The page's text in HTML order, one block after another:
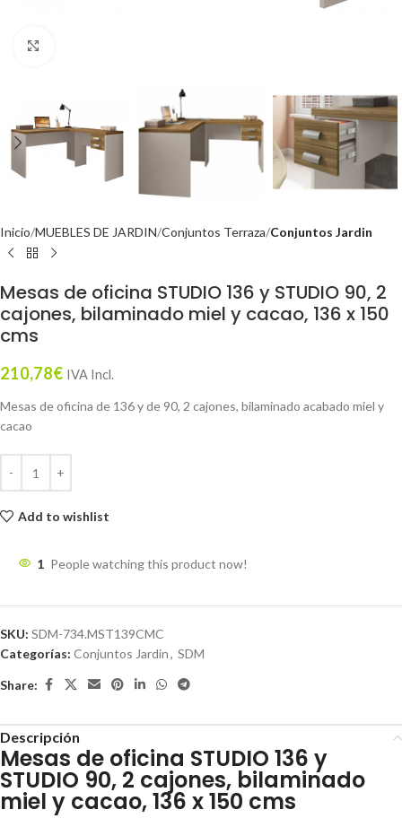
Inicio MUEBLES DE JARDIN Conjuntos Terraza Conjuntos Jardin
Mesas de oficina STUDIO 136 y STUDIO 90, 2
cajones, bilaminado miel y cacao, 136 x 150
cms
210,78€ IVA Incl.
Mesas de oficina de 136 y de 90, 2 cajones, bilaminado acabado miel y
cacao
Add to wishlist
1 People watching this product now!
SKU: SDM-734.MST139CMC
Categorías: Conjuntos Jardin, SDM
Share:
Descripción
Mesas de oficina STUDIO 136 y
STUDIO 90, 2 cajones, bilaminado
miel y cacao, 136 x 150 cms